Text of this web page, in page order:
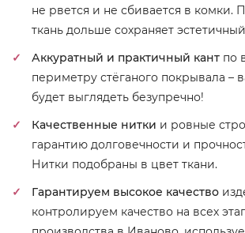
не рвется и не сбивается в комки.
ткань дольше сохраняет
Аккуратный и практичный кант по
периметру стёганого покрывала –
будет выглядеть безупречно!
Качественные нитки и ровные
гарантию долговечности и
Нитки подобраны в цвет ткани.
Гарантируем высокое качество
контролируем качество на всех